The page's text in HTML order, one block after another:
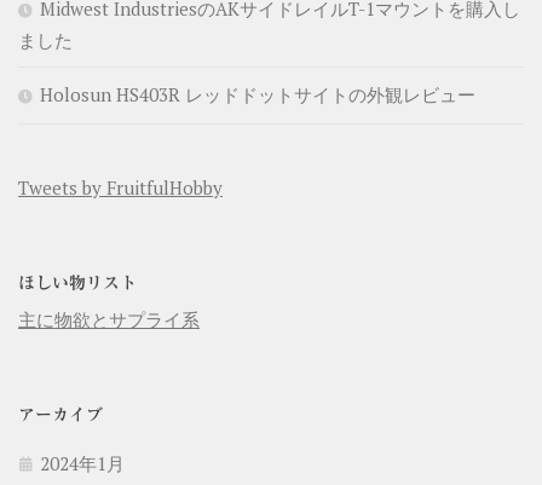
Midwest IndustriesのAKサイドレイルT-1マウントを購入し
ました
Holosun HS403R レッドドットサイトの外観レビュー
Tweets by FruitfulHobby
ほしい物リスト
主に物欲とサプライ系
アーカイブ
2024年1月